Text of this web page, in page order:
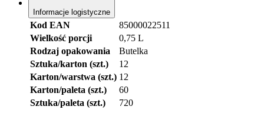
Informacje logistyczne
Kod EAN
85000022511
Wielkość porcji
0,75 L
Rodzaj opakowania
Butelka
Sztuka/karton (szt.)
12
Karton/warstwa (szt.) 12
Karton/paleta (szt.)
60
Sztuka/paleta (szt.)
720